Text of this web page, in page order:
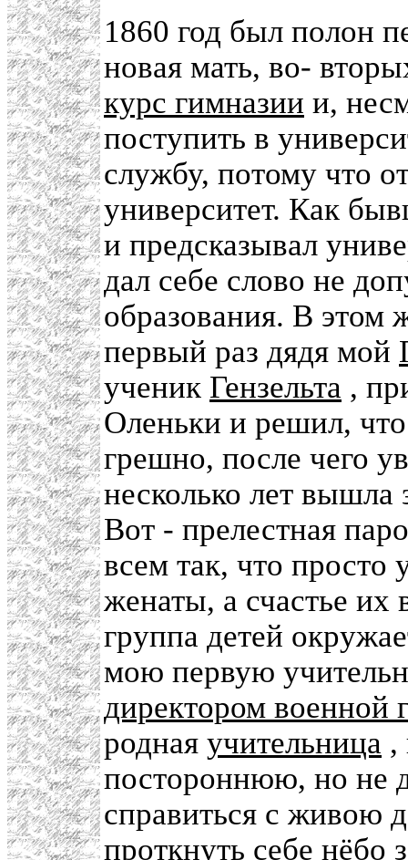
1860 год был полон
новая мать, во-
курс гимназии и,
поступить в
службу, потому что
университет. Как
и предсказывал
дал себе слово не
образования. В этом
первый раз дядя мой
ученик Гензельта ,
Оленьки и решил,
грешно, после чего
несколько лет
Вот - прелестная
всем так, что просто
женаты, а счастье их
группа детей
мою первую
директором военной
родная учительница ,
постороннюю, но не
справиться с живою
проткнуть себе нёбо